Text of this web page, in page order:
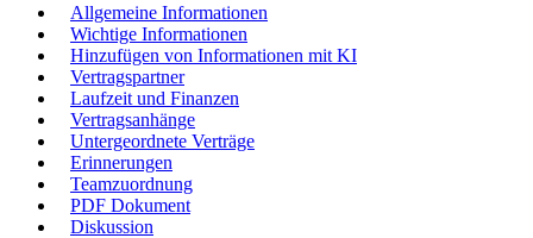
Allgemeine Informationen
Wichtige Informationen
Hinzufügen von Informationen mit KI
Vertragspartner
Laufzeit und Finanzen
Vertragsanhänge
Untergeordnete Verträge
Erinnerungen
Teamzuordnung
PDF Dokument
Diskussion